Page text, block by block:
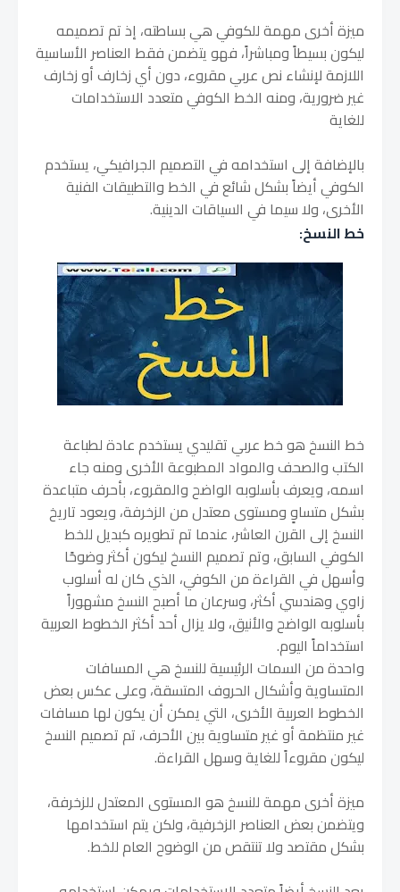
ميزة أخرى مهمة للكوفي هي بساطته، إذ تم تصميمه
ليكون بسيطاً ومباشراً، فهو يتضمن فقط العناصر الأساسية
اللازمة لإنشاء نص عربي مقروء، دون أي زخارف أو زخارف
غير ضرورية، ومنه الخط الكوفي متعدد الاستخدامات
للغاية
بالإضافة إلى استخدامه في التصميم الجرافيكي، يستخدم
الكوفي أيضاً بشكل شائع في الخط والتطبيقات الفنية
الأخرى، ولا سيما في السياقات الدينية.
خط النسخ:
خط النسخ هو خط عربي تقليدي يستخدم عادة لطباعة
الكتب والصحف والمواد المطبوعة الأخرى ومنه جاء
اسمه، ويعرف بأسلوبه الواضح والمقروء، بأحرف متباعدة
بشكل متساوٍ ومستوى معتدل من الزخرفة، ويعود تاريخ
النسخ إلى القرن العاشر، عندما تم تطويره كبديل للخط
الكوفي السابق، وتم تصميم النسخ ليكون أكثر وضوحًا
وأسهل في القراءة من الكوفي، الذي كان له أسلوب
زاوي وهندسي أكثر، وسرعان ما أصبح النسخ مشهوراً
بأسلوبه الواضح والأنيق، ولا يزال أحد أكثر الخطوط العربية
استخداماً اليوم.
واحدة من السمات الرئيسية للنسخ هي المسافات
المتساوية وأشكال الحروف المتسقة، وعلى عكس بعض
الخطوط العربية الأخرى، التي يمكن أن يكون لها مسافات
غير منتظمة أو غير متساوية بين الأحرف، تم تصميم النسخ
ليكون مقروءاً للغاية وسهل القراءة.
ميزة أخرى مهمة للنسخ هو المستوى المعتدل للزخرفة،
ويتضمن بعض العناصر الزخرفية، ولكن يتم استخدامها
بشكل مقتصد ولا تنتقص من الوضوح العام للخط.